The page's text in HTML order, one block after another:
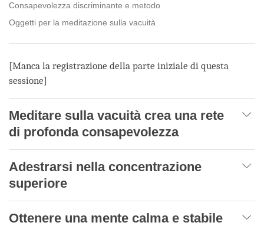
Consapevolezza discriminante e metodo
Oggetti per la meditazione sulla vacuità
[Manca la registrazione della parte iniziale di questa
sessione]
Meditare sulla vacuità crea una rete
di profonda consapevolezza
Adestrarsi nella concentrazione
superiore
Ottenere una mente calma e stabile